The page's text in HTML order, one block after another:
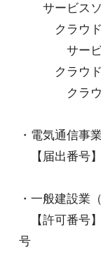
サービス
クラウ
サー
クラウ
クラ
・電気通信事業
【届出番号
・一般建設業
【許可番号
号